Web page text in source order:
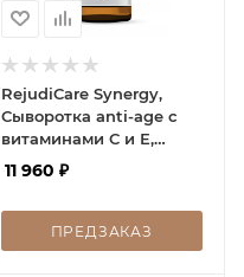
RejudiCare Synergy,
Сыворотка anti-age с
витаминами С и Е,
2CRM Serum, 30 мл
11 960 ₽
ПРЕДЗАКАЗ